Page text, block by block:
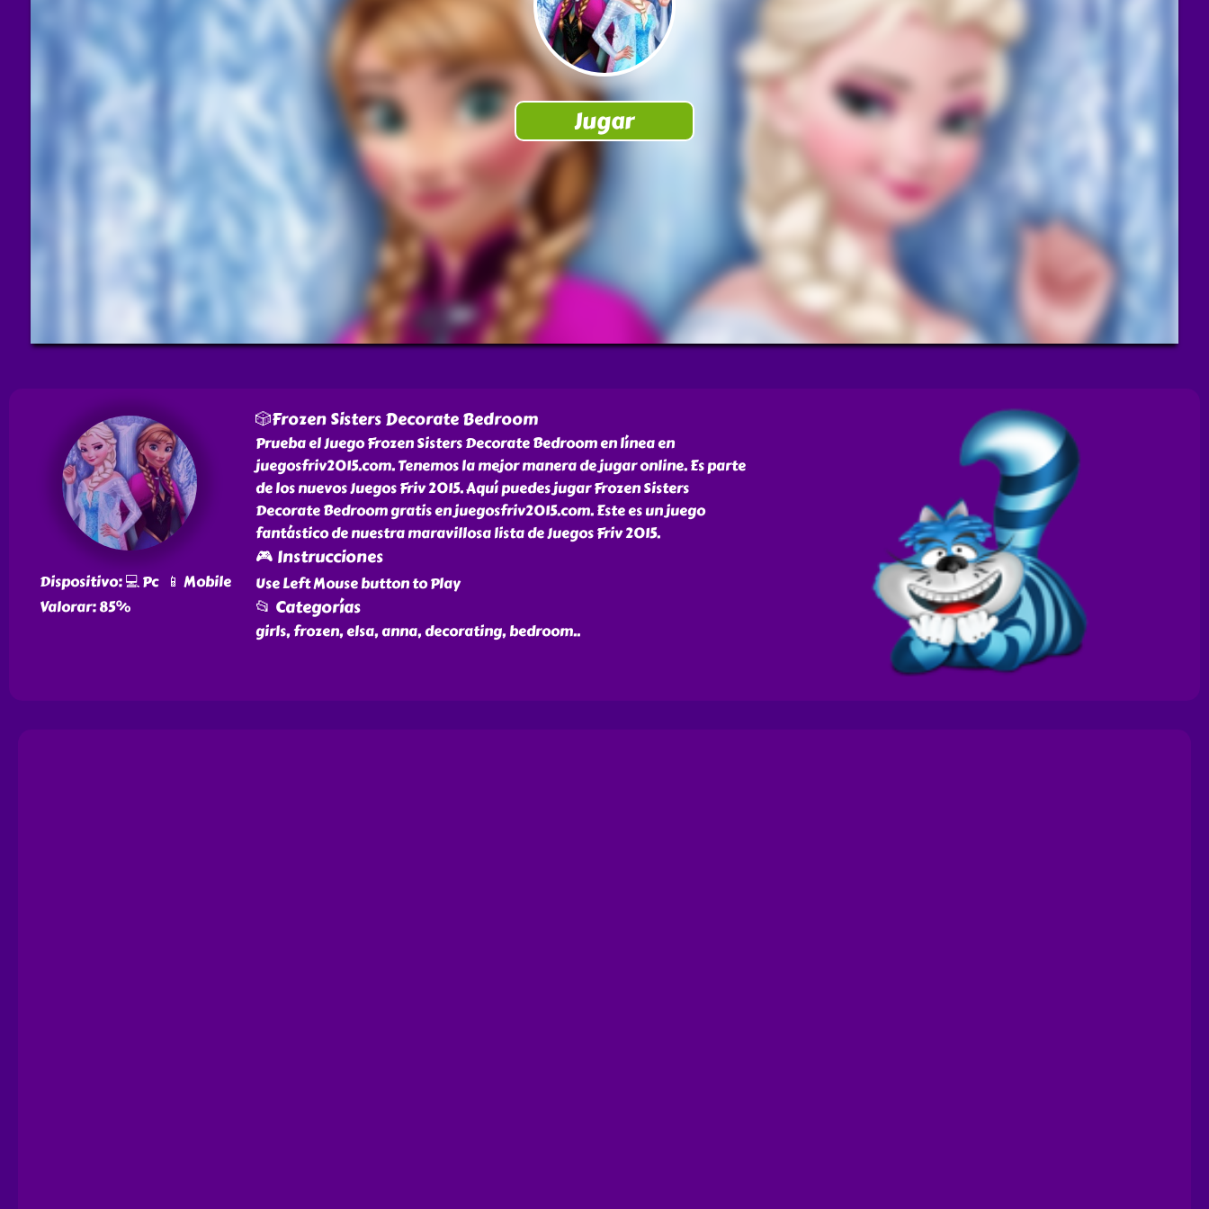
Dispositivo: 💻 Pc 📱 Mobile
Valorar: 85%
🎲Frozen Sisters Decorate Bedroom
Prueba el Juego Frozen Sisters Decorate Bedroom en línea en
juegosfriv2015.com. Tenemos la mejor manera de jugar online. Es parte
de los nuevos Juegos Friv 2015. Aquí puedes jugar Frozen Sisters
Decorate Bedroom gratis en juegosfriv2015.com. Este es un juego
fantástico de nuestra maravillosa lista de Juegos Friv 2015.
🎮 Instrucciones
Use Left Mouse button to Play
📂 Categorías
girls, frozen, elsa, anna, decorating, bedroom..